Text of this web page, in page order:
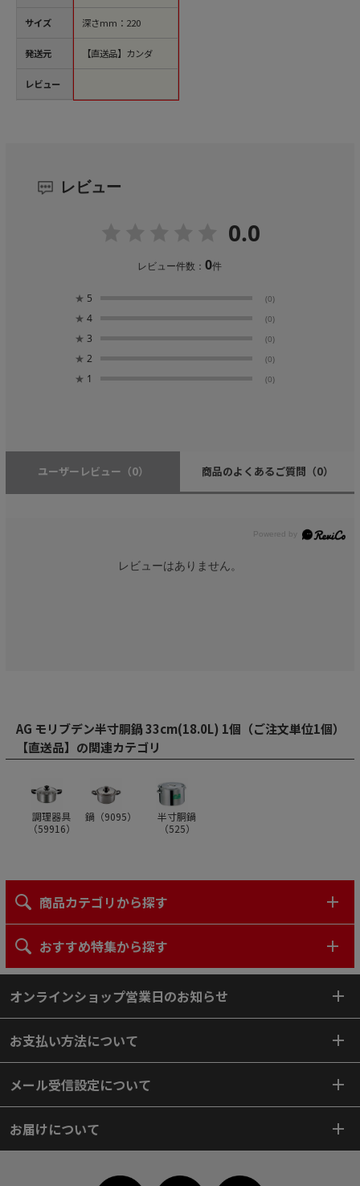
サイズ
発送元
レビュー
深さmm：220
【直送品】カンダ
レビュー
0.0
レビュー件数：0件
★ 5 (0)
★ 4 (0)
★ 3 (0)
★ 2 (0)
★ 1 (0)
ユーザーレビュー （0） 商品のよくあるご質問 （0）
レビューはありません。
AG モリブデン半寸胴鍋 33cm(18.0L) 1個（ご注文単位1個）
【直送品】の関連カテゴリ
調理器具
（59916）
鍋（9095）
半寸胴鍋
（525）
商品カテゴリから探す
おすすめ特集から探す
オンラインショップ営業日のお知らせ
お支払い方法について
メール受信設定について
お届けについて